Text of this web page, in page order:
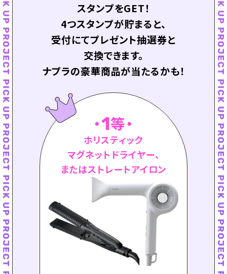
スタンプをGET！
4つスタンプが貯まると、
受付にてプレゼント抽選券と
交換できます。
ナプラの豪華商品が当たるかも！
1等
ホリスティック
マグネットドライヤー、
またはストレートアイロン